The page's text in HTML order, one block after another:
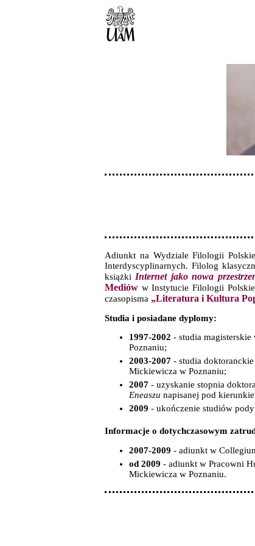
Adiunkt na Wydziale Filologii
Interdyscyplinarnych. Filolog
książki Internet jako nowa
Mediów w Instytucie Filologii
czasopisma „Literatura i Kultura
Studia i posiadane dyplomy:
1997-2002 - studia
Poznaniu;
2003-2007 - studia
Mickiewicza w Poznaniu;
2007 - uzyskanie stopnia
Eneaszu napisanej pod
2009 - ukończenie studiów
Informacje o dotychczasowym
2007-2009 - adiunkt w
od 2009 - adiunkt w Pracowni
Mickiewicza w Poznaniu.